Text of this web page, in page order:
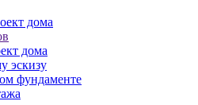
дома
дома
эскизу
фундаменте